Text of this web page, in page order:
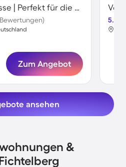
Wohnung mit Terrasse | Perfekt für die Arbeit von Zuhause
Zum Angebot
5.0
ansehen
&